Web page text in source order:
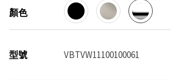
顏色
型號 VBTVW11100100061